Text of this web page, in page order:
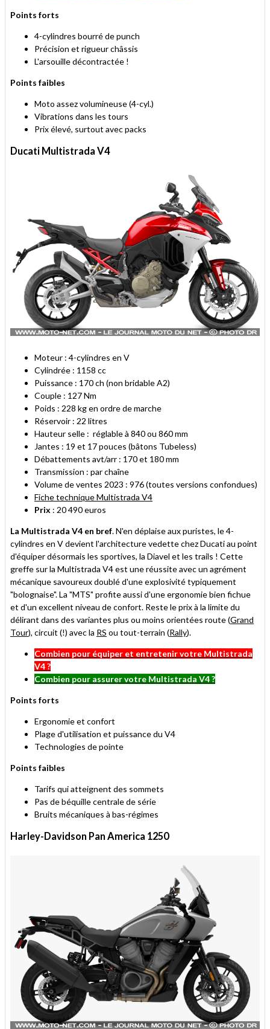
Points forts
4-cylindres bourré de punch
Précision et rigueur châssis
L'arsouille décontractée !
Points faibles
Moto assez volumineuse (4-cyl.)
Vibrations dans les tours
Prix élevé, surtout avec packs
Ducati Multistrada V4
Moteur : 4-cylindres en V
Cylindrée : 1158 cc
Puissance : 170 ch (non bridable A2)
Couple : 127 Nm
Poids : 228 kg en ordre de marche
Réservoir : 22 litres
Hauteur selle : réglable à 840 ou 860 mm
Jantes : 19 et 17 pouces (bâtons Tubeless)
Débattements avt/arr : 170 et 180 mm
Transmission : par chaîne
Volume de ventes 2023 : 976 (toutes versions confondues)
Fiche technique Multistrada V4
Prix : 20 490 euros
La Multistrada V4 en bref. N'en déplaise aux puristes, le 4-
cylindres en V devient l'architecture vedette chez Ducati au point
d'équiper désormais les sportives, la Diavel et les trails ! Cette
greffe sur la Multistrada V4 est une réussite avec un agrément
mécanique savoureux doublé d'une explosivité typiquement
"bolognaise". La "MTS" profite aussi d'une ergonomie bien fichue
et d'un excellent niveau de confort. Reste le prix à la limite du
délirant dans des variantes plus ou moins orientées route (Grand
Tour), circuit (!) avec la RS ou tout-terrain (Rally).
Combien pour équiper et entretenir votre Multistrada
V4 ?
Combien pour assurer votre Multistrada V4 ?
Points forts
Ergonomie et confort
Plage d'utilisation et puissance du V4
Technologies de pointe
Points faibles
Tarifs qui atteignent des sommets
Pas de béquille centrale de série
Bruits mécaniques à bas-régimes
Harley-Davidson Pan America 1250